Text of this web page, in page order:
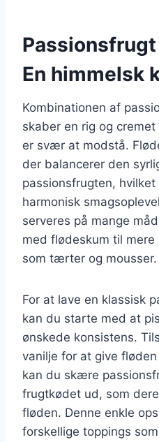
En himmelsk
Kombinationen af
skaber en rig og
er svær at modstå.
der balancerer den
passionsfrugten,
harmonisk
serveres på mange
med flødeskum til
som tærter og mousser.
For at lave en klassisk
kan du starte med at
ønskede konsistens.
vanilje for at give
kan du skære
frugtkødet ud, som
fløden. Denne enkle
forskellige toppings